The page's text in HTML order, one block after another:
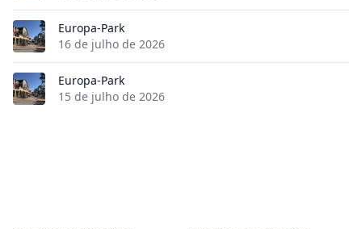
Europa-Park
16 de julho de 2026
Europa-Park
15 de julho de 2026